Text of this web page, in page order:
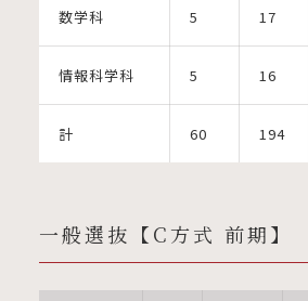
数学科 5 17
情報科学科 5 16
計 60 194
一般選抜【C方式 前期】